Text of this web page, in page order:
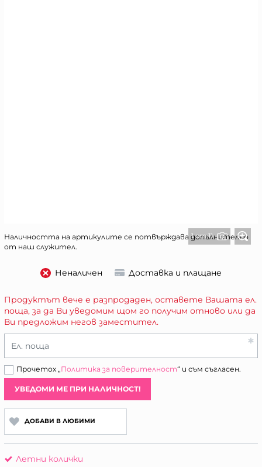
1 от 11
Наличността на артикулите се потвърждава допълнително
от наш служител.
Неналичен Доставка и плащане
Продуктът вече е разпродаден, оставете Вашата ел.
поща, за да Ви уведомим щом го получим отново или да
Ви предложим негов заместител.
Ел. поща
Прочетох „Политика за поверителност“ и съм съгласен.
УВЕДОМИ МЕ ПРИ НАЛИЧНОСТ!
ДОБАВИ В ЛЮБИМИ
Летни колички